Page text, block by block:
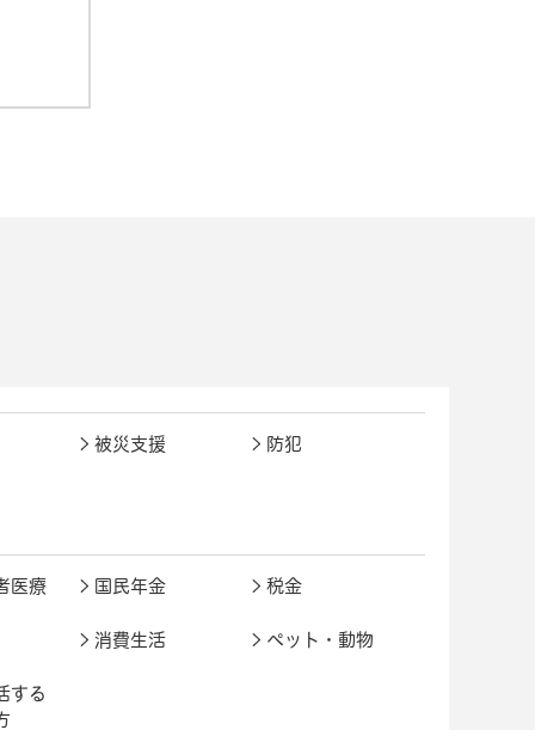
被災支援 防犯
医療 国民年金 税金
消費生活 ペット・動物
する